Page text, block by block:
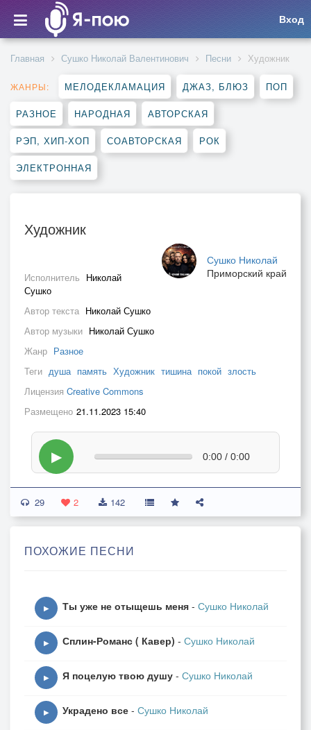
Вход
Главная Сушко Николай Валентинович Песни Художник
ЖАНРЫ: МЕЛОДЕКЛАМАЦИЯ ДЖАЗ, БЛЮЗ ПОП
РАЗНОЕ НАРОДНАЯ АВТОРСКАЯ
РЭП, ХИП-ХОП СОАВТОРСКАЯ РОК
ЭЛЕКТРОННАЯ
Художник
Сушко Николай
Приморский край
Исполнитель Николай
Сушко
Автор текста Николай Сушко
Автор музыки Николай Сушко
Жанр Разное
Теги душа память Художник тишина покой злость
Лицензия Creative Commons
Размещено 21.11.2023 15:40
▶ 0:00 / 0:00
29 2 142
ПОХОЖИЕ ПЕСНИ
▶ Ты уже не отыщешь меня - Сушко Николай
▶ Сплин-Романс ( Кавер) - Сушко Николай
▶ Я поцелую твою душу - Сушко Николай
▶ Украдено все - Сушко Николай